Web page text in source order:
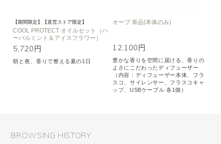
【期間限定】【直営ストア限定】
COOL PROTECT オイルセット（ハ
ーバルミント＆アイスフラワー）
5,720円
朝と夜、香りで整える夏の1日
オーブ 単品(本体のみ)
12,100円
豊かな香りを空間に届ける、香りの
よさにこだわったディフューザー
（内容：ディフューザー本体、フラ
スコ、サイレンサー、フラスコキャ
ップ、USBケーブル 各1個）
BROWSING HISTORY